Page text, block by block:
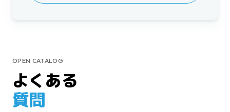
OPEN CATALOG
よくある
質問